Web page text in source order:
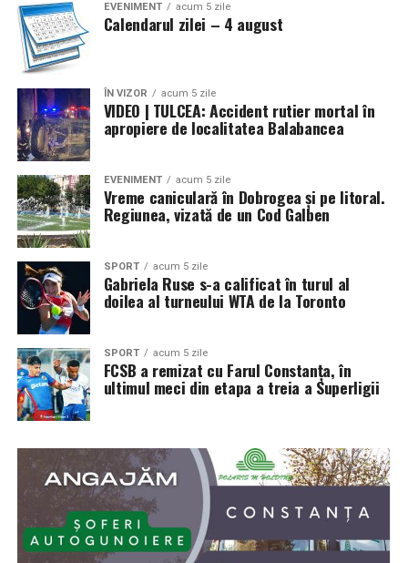
EVENIMENT acum 5 zile
Calendarul zilei – 4 august
ÎN VIZOR acum 5 zile
VIDEO | TULCEA: Accident rutier mortal în
apropiere de localitatea Balabancea
EVENIMENT acum 5 zile
Vreme caniculară în Dobrogea și pe litoral.
Regiunea, vizată de un Cod Galben
SPORT acum 5 zile
Gabriela Ruse s-a calificat în turul al
doilea al turneului WTA de la Toronto
SPORT acum 5 zile
FCSB a remizat cu Farul Constanța, în
ultimul meci din etapa a treia a Superligii